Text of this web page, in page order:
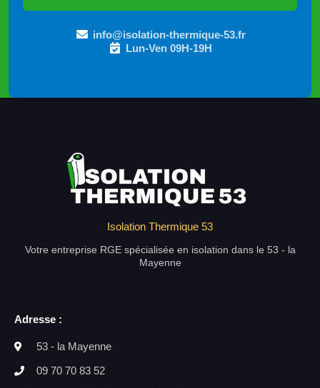
info@isolation-thermique-53.fr
Lun-Ven 09H-19H
Isolation Thermique 53
Votre entreprise RGE spécialisée en isolation dans le 53 - la
Mayenne
Adresse :
53 - la Mayenne
09 70 70 83 52